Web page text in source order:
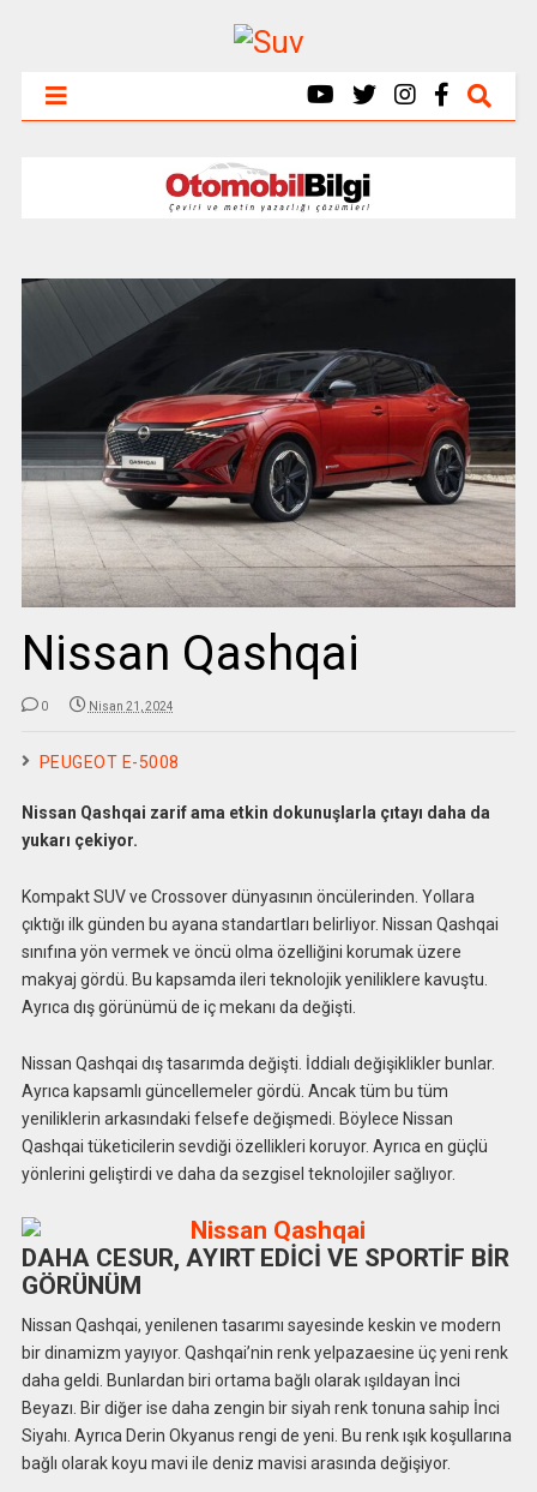
Nissan Qashqai
0 Nisan 21, 2024
PEUGEOT E-5008
Nissan Qashqai zarif ama etkin dokunuşlarla çıtayı daha da
yukarı çekiyor.
Kompakt SUV ve Crossover dünyasının öncülerinden. Yollara
çıktığı ilk günden bu ayana standartları belirliyor. Nissan Qashqai
sınıfına yön vermek ve öncü olma özelliğini korumak üzere
makyaj gördü. Bu kapsamda ileri teknolojik yeniliklere kavuştu.
Ayrıca dış görünümü de iç mekanı da değişti.
Nissan Qashqai dış tasarımda değişti. İddialı değişiklikler bunlar.
Ayrıca kapsamlı güncellemeler gördü. Ancak tüm bu tüm
yeniliklerin arkasındaki felsefe değişmedi. Böylece Nissan
Qashqai tüketicilerin sevdiği özellikleri koruyor. Ayrıca en güçlü
yönlerini geliştirdi ve daha da sezgisel teknolojiler sağlıyor.
DAHA CESUR, AYIRT EDİCİ VE SPORTİF BİR
GÖRÜNÜM
Nissan Qashqai, yenilenen tasarımı sayesinde keskin ve modern
bir dinamizm yayıyor. Qashqai’nin renk yelpazaesine üç yeni renk
daha geldi. Bunlardan biri ortama bağlı olarak ışıldayan İnci
Beyazı. Bir diğer ise daha zengin bir siyah renk tonuna sahip İnci
Siyahı. Ayrıca Derin Okyanus rengi de yeni. Bu renk ışık koşullarına
bağlı olarak koyu mavi ile deniz mavisi arasında değişiyor.